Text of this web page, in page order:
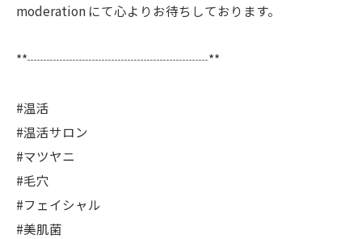
moderation にて心よりお待ちしております。
**┈┈┈┈┈┈┈┈┈┈┈┈┈┈**
#温活
#温活サロン
#マツヤニ
#毛穴
#フェイシャル
#美肌菌